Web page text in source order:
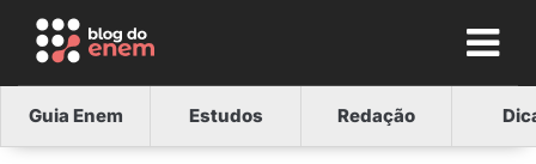
Guia Enem Estudos Redação